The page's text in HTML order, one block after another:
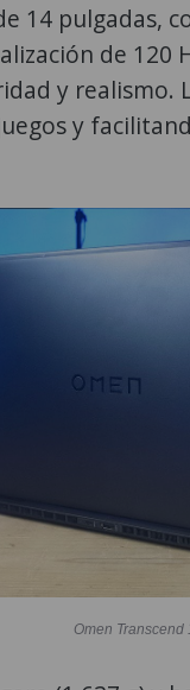
14 pulgadas,
de 120
y
y
Omen Transcend